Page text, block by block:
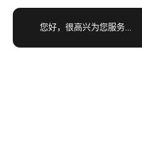
您好，很高兴为您服务...